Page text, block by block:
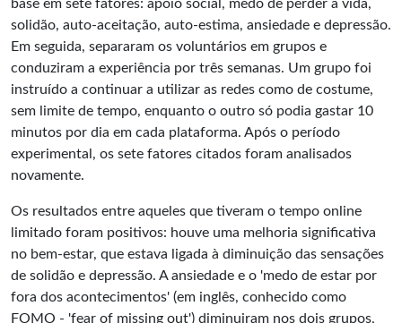
base em sete fatores: apoio social, medo de perder a vida,
solidão, auto-aceitação, auto-estima, ansiedade e depressão.
Em seguida, separaram os voluntários em grupos e
conduziram a experiência por três semanas. Um grupo foi
instruído a continuar a utilizar as redes como de costume,
sem limite de tempo, enquanto o outro só podia gastar 10
minutos por dia em cada plataforma. Após o período
experimental, os sete fatores citados foram analisados
novamente.
Os resultados entre aqueles que tiveram o tempo online
limitado foram positivos: houve uma melhoria significativa
no bem-estar, que estava ligada à diminuição das sensações
de solidão e depressão. A ansiedade e o 'medo de estar por
fora dos acontecimentos' (em inglês, conhecido como
FOMO - 'fear of missing out') diminuiram nos dois grupos,